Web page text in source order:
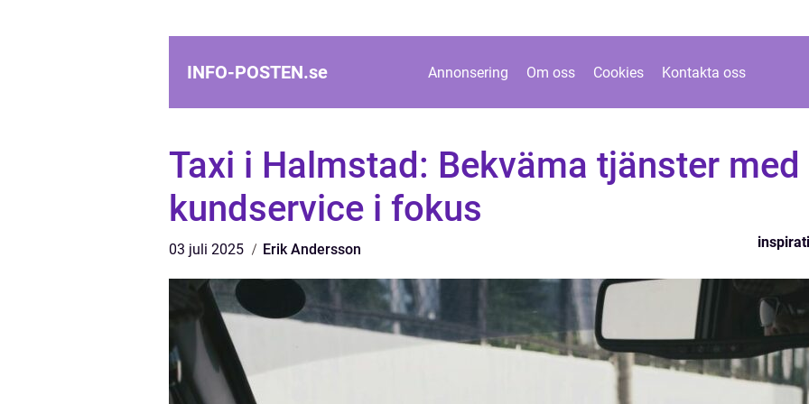
INFO-POSTEN.se Annonsering Om oss Cookies Kontakta oss
Taxi i Halmstad: Bekväma tjänster med
kundservice i fokus
03 juli 2025 Erik Andersson